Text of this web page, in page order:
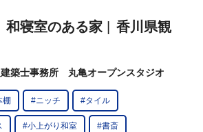
和寝室のある家
香川県観
建築士事務所 丸亀オープンスタジオ
棚 #ニッチ #タイル
#小上がり和室 #書斎